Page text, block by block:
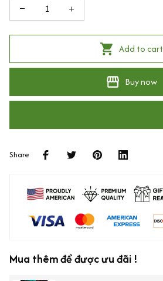
Add to cart
Buy now
Share
Mua thêm để được ưu đãi !